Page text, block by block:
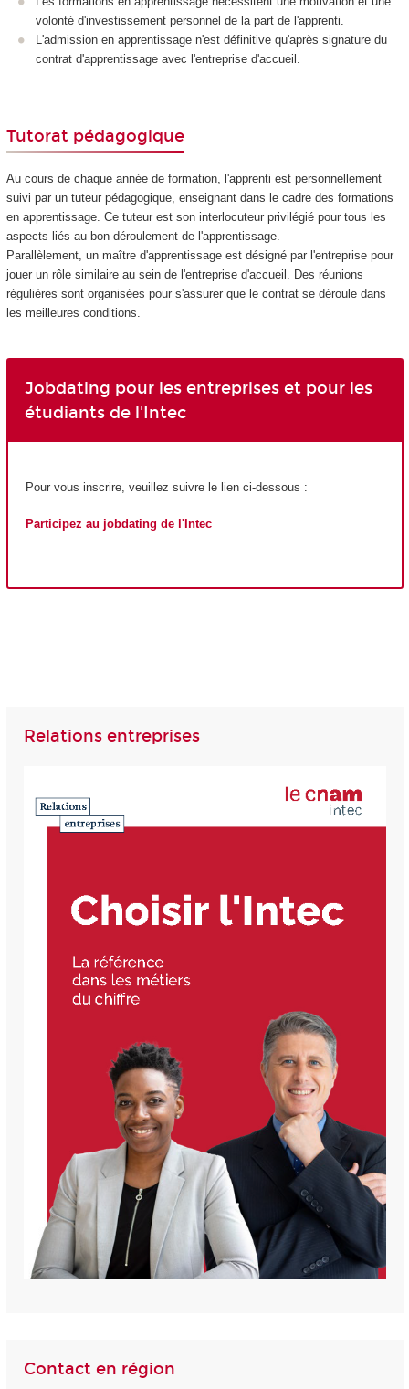
volonté d'investissement personnel de la part de l'apprenti.
L'admission en apprentissage n'est définitive qu'après signature du
contrat d'apprentissage avec l'entreprise d'accueil.
Tutorat pédagogique
Au cours de chaque année de formation, l'apprenti est personnellement
suivi par un tuteur pédagogique, enseignant dans le cadre des formations
en apprentissage. Ce tuteur est son interlocuteur privilégié pour tous les
aspects liés au bon déroulement de l'apprentissage.
Parallèlement, un maître d'apprentissage est désigné par l'entreprise pour
jouer un rôle similaire au sein de l'entreprise d'accueil. Des réunions
régulières sont organisées pour s'assurer que le contrat se déroule dans
les meilleures conditions.
Jobdating pour les entreprises et pour les
étudiants de l'Intec
Pour vous inscrire, veuillez suivre le lien ci-dessous :
Participez au jobdating de l'Intec
Relations entreprises
Contact en région